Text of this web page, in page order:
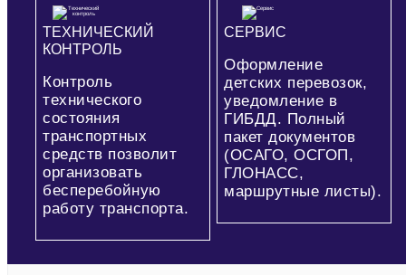
ТЕХНИЧЕСКИЙ
КОНТРОЛЬ
Контроль
технического
состояния
транспортных
средств позволит
организовать
бесперебойную
работу транспорта.
СЕРВИС
Оформление
детских перевозок,
уведомление в
ГИБДД. Полный
пакет документов
(ОСАГО, ОСГОП,
ГЛОНАСС,
маршрутные листы).